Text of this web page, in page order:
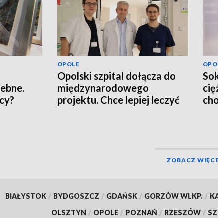
OPOLE
Opolski szpital dołącza do
międzynarodowego
projektu. Chce lepiej leczyć
ZOBACZ
BIAŁYSTOK / BYDGOSZCZ / GDAŃSK / GORZÓW WLKP. /
OLSZTYN / OPOLE / POZNAŃ / RZESZÓW /